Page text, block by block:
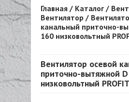
Вы здесь
Главная / Каталог /
Вентилятор /
канальный приточно-
160 низковольтный
Вентилятор осевой
приточно-вытяжной
низковольтный